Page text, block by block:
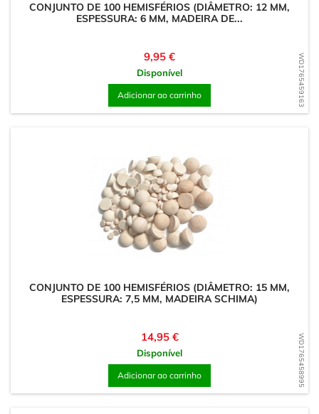
WD1765459163
CONJUNTO DE 100 HEMISFÉRIOS (DIÂMETRO: 12 MM,
ESPESSURA: 6 MM, MADEIRA DE...
Preço
9,95 €
Disponível
Adicionar ao carrinho
WD1765458995
CONJUNTO DE 100 HEMISFÉRIOS (DIÂMETRO: 15 MM,
ESPESSURA: 7,5 MM, MADEIRA SCHIMA)
Preço
14,95 €
Disponível
Adicionar ao carrinho